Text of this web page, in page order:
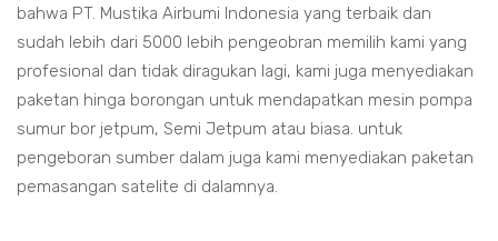
bahwa PT. Mustika Airbumi Indonesia yang terbaik dan
sudah lebih dari 5000 lebih pengeobran memilih kami yang
profesional dan tidak diragukan lagi, kami juga menyediakan
paketan hinga borongan untuk mendapatkan mesin pompa
sumur bor jetpum, Semi Jetpum atau biasa. untuk
pengeboran sumber dalam juga kami menyediakan paketan
pemasangan satelite di dalamnya.